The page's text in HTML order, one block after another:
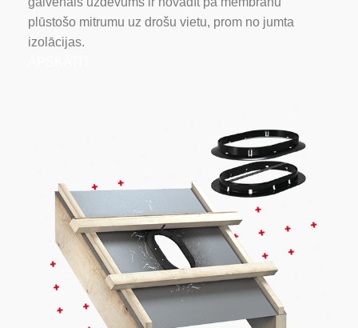
plūstošo mitrumu uz drošu vietu, prom no jumta
izolācijas.